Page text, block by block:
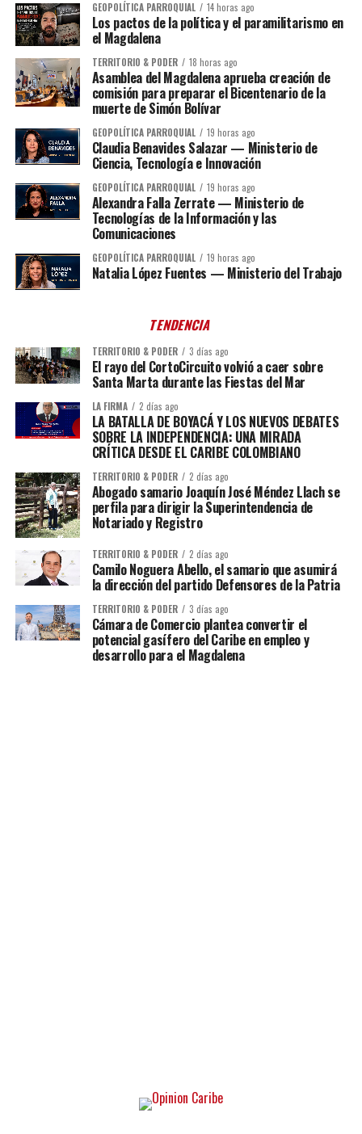
GEOPOLÍTICA PARROQUIAL 14 horas ago
Los pactos de la política y el paramilitarismo en
el Magdalena
TERRITORIO & PODER 18 horas ago
Asamblea del Magdalena aprueba creación de
comisión para preparar el Bicentenario de la
muerte de Simón Bolívar
GEOPOLÍTICA PARROQUIAL 19 horas ago
Claudia Benavides Salazar — Ministerio de
Ciencia, Tecnología e Innovación
GEOPOLÍTICA PARROQUIAL 19 horas ago
Alexandra Falla Zerrate — Ministerio de
Tecnologías de la Información y las
Comunicaciones
GEOPOLÍTICA PARROQUIAL 19 horas ago
Natalia López Fuentes — Ministerio del Trabajo
TENDENCIA
TERRITORIO & PODER 3 días ago
El rayo del CortoCircuito volvió a caer sobre
Santa Marta durante las Fiestas del Mar
LA FIRMA 2 días ago
LA BATALLA DE BOYACÁ Y LOS NUEVOS DEBATES
SOBRE LA INDEPENDENCIA: UNA MIRADA
CRÍTICA DESDE EL CARIBE COLOMBIANO
TERRITORIO & PODER 2 días ago
Abogado samario Joaquín José Méndez Llach se
perfila para dirigir la Superintendencia de
Notariado y Registro
TERRITORIO & PODER 2 días ago
Camilo Noguera Abello, el samario que asumirá
la dirección del partido Defensores de la Patria
TERRITORIO & PODER 3 días ago
Cámara de Comercio plantea convertir el
potencial gasífero del Caribe en empleo y
desarrollo para el Magdalena